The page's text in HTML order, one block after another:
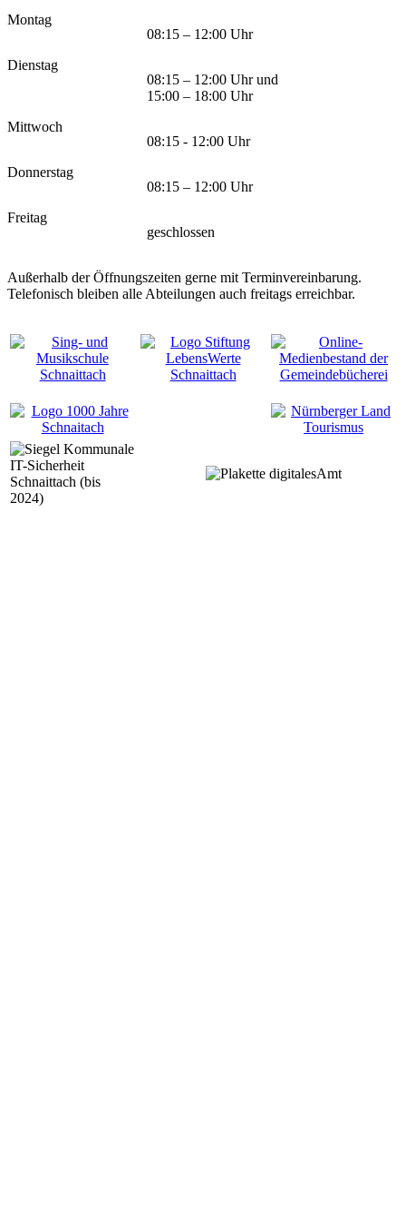
Montag
08:15 – 12:00 Uhr
Dienstag
08:15 – 12:00 Uhr und
15:00 – 18:00 Uhr
Mittwoch
08:15 - 12:00 Uhr
Donnerstag
08:15 – 12:00 Uhr
Freitag
geschlossen
Außerhalb der Öffnungszeiten gerne mit Terminvereinbarung.
Telefonisch bleiben alle Abteilungen auch freitags erreichbar.